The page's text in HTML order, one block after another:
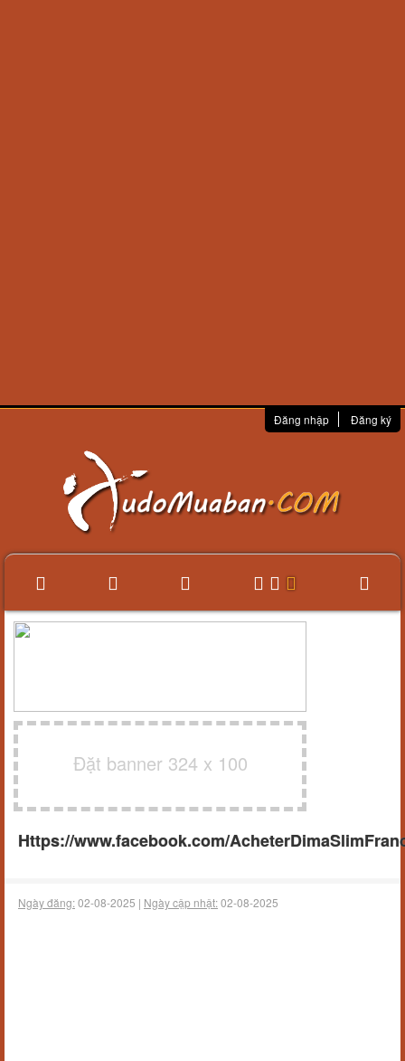
Đăng nhập Đăng ký
Đặt banner 324 x 100
Https://www.facebook.com/
Ngày đăng:02-08-2025 | Ngày cập nhật:02-08-2025